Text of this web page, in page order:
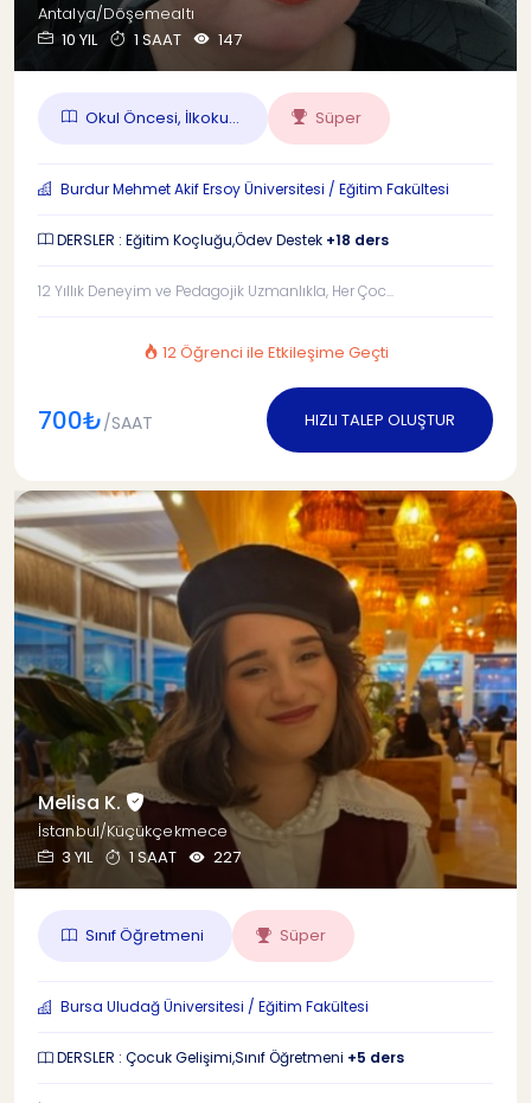
Antalya/Döşemealtı
10 YIL
1 SAAT 147
Okul Öncesi, İlkoku... Süper
Burdur Mehmet Akif Ersoy Üniversitesi / Eğitim Fakültesi
DERSLER : Eğitim Koçluğu,Ödev Destek +18 ders
12 Yıllık Deneyim ve Pedagojik Uzmanlıkla, Her Çoc...
12 Öğrenci ile Etkileşime Geçti
700₺/SAAT HIZLI TALEP OLUŞTUR
Melisa K.
İstanbul/Küçükçekmece
3 YIL
1 SAAT 227
Sınıf Öğretmeni Süper
Bursa Uludağ Üniversitesi / Eğitim Fakültesi
DERSLER : Çocuk Gelişimi,Sınıf Öğretmeni +5 ders